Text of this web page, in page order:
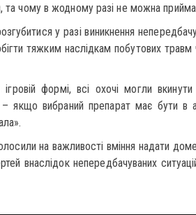
та чому в жодному разі не можна
у разі виникнення
тяжким наслідкам побутових
формі, всі охочі могли
– якщо вибраний препарат має бути в
на важливості вміння надати
внаслідок непередбачуваних